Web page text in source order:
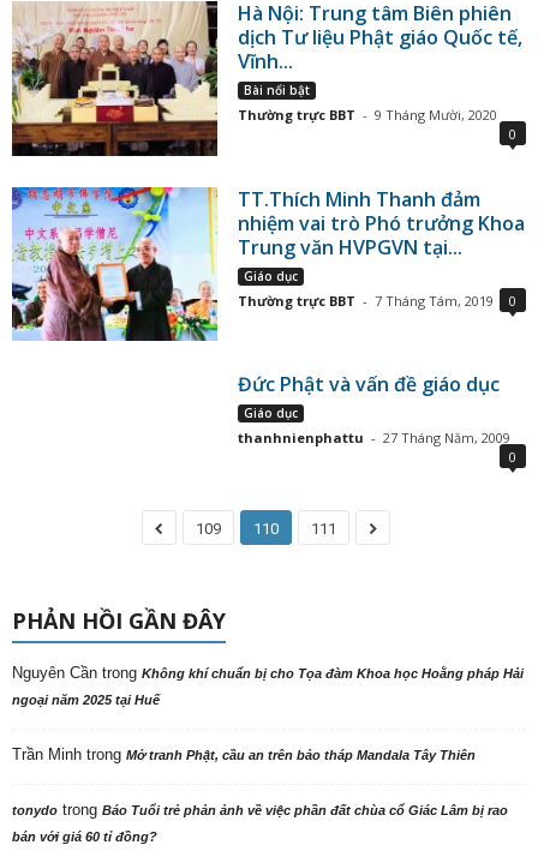
Hà Nội: Trung tâm Biên phiên
dịch Tư liệu Phật giáo Quốc tế,
Vĩnh...
Bài nổi bật
Thường trực BBT - 9 Tháng Mười, 2020
0
TT.Thích Minh Thanh đảm
nhiệm vai trò Phó trưởng Khoa
Trung văn HVPGVN tại...
Giáo dục
Thường trực BBT - 7 Tháng Tám, 2019 0
Đức Phật và vấn đề giáo dục
Giáo dục
thanhnienphattu - 27 Tháng Năm, 2009
0
109 110 111
PHẢN HỒI GẦN ĐÂY
Nguyên Cần trong Không khí chuẩn bị cho Tọa đàm Khoa học Hoằng pháp Hải
ngoại năm 2025 tại Huế
Trần Minh trong Mở tranh Phật, cầu an trên bảo tháp Mandala Tây Thiên
tonydo trong Báo Tuổi trẻ phản ảnh về việc phần đất chùa cổ Giác Lâm bị rao
bán với giá 60 tỉ đồng?